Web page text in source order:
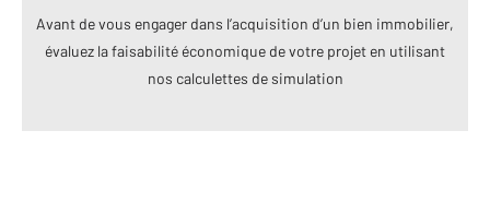
Avant de vous engager dans l’acquisition d’un bien immobilier,
évaluez la faisabilité économique de votre projet en utilisant
nos calculettes de simulation